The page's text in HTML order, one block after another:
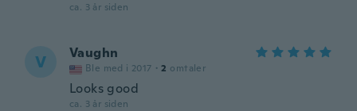
ca. 3 år siden
V Vaughn
Ble med i 2017 · 2 omtaler
Looks good
ca. 3 år siden